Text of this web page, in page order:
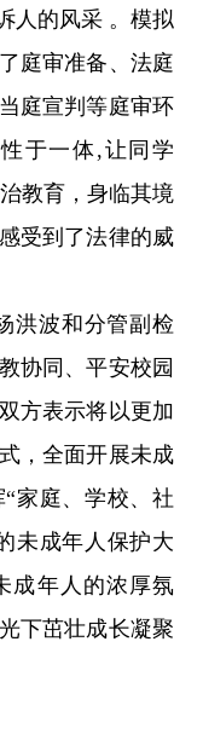
人的风采 。模拟
庭审准备、法庭
庭宣判等庭审环
于一体,让同学
教育，身临其境
受到了法律的威
洪波和分管副检
协同、平安校园
方表示将以更加
，全面开展未成
“家庭、学校、社
未成年人保护大
成年人的浓厚氛
下茁壮成长凝聚